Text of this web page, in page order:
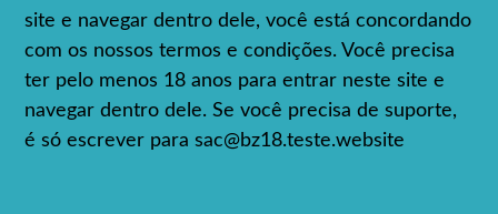
site e navegar dentro dele, você está concordando
com os nossos termos e condições. Você precisa
ter pelo menos 18 anos para entrar neste site e
navegar dentro dele. Se você precisa de suporte,
é só escrever parasac@bz18.teste.website